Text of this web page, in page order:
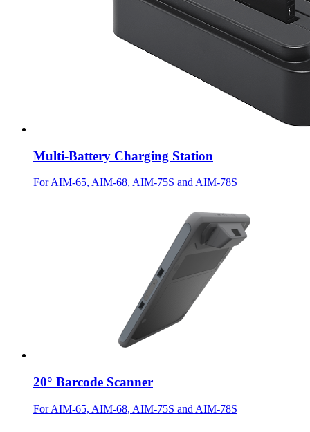
Multi-Battery Charging Station
For AIM-65, AIM-68, AIM-75S and AIM-78S
20° Barcode Scanner
For AIM-65, AIM-68, AIM-75S and AIM-78S